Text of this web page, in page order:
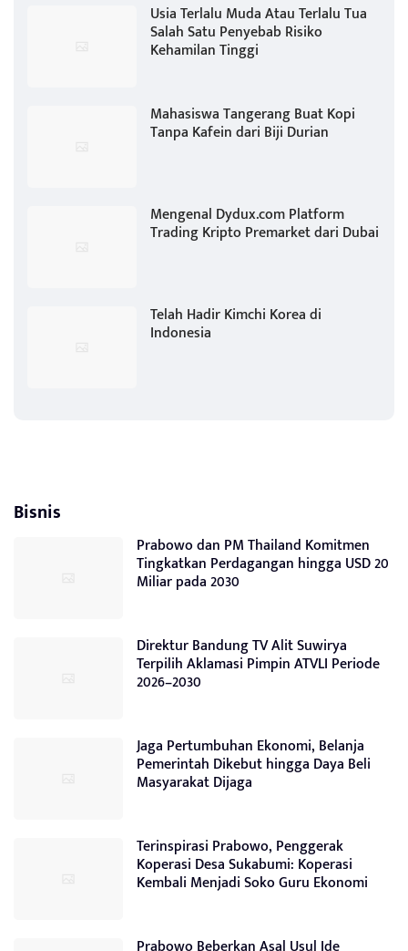
Usia Terlalu Muda Atau Terlalu Tua
Salah Satu Penyebab Risiko
Kehamilan Tinggi
Mahasiswa Tangerang Buat Kopi
Tanpa Kafein dari Biji Durian
Mengenal Dydux.com Platform
Trading Kripto Premarket dari Dubai
Telah Hadir Kimchi Korea di
Indonesia
Bisnis
Prabowo dan PM Thailand Komitmen
Tingkatkan Perdagangan hingga USD 20
Miliar pada 2030
Direktur Bandung TV Alit Suwirya
Terpilih Aklamasi Pimpin ATVLI Periode
2026–2030
Jaga Pertumbuhan Ekonomi, Belanja
Pemerintah Dikebut hingga Daya Beli
Masyarakat Dijaga
Terinspirasi Prabowo, Penggerak
Koperasi Desa Sukabumi: Koperasi
Kembali Menjadi Soko Guru Ekonomi